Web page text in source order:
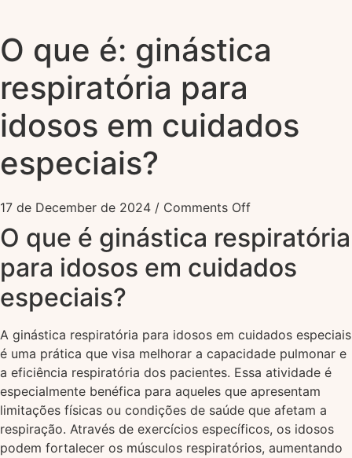
O que é: ginástica
respiratória para
idosos em cuidados
especiais?
17 de December de 2024 / Comments Off
O que é ginástica respiratória
para idosos em cuidados
especiais?
A ginástica respiratória para idosos em cuidados especiais
é uma prática que visa melhorar a capacidade pulmonar e
a eficiência respiratória dos pacientes. Essa atividade é
especialmente benéfica para aqueles que apresentam
limitações físicas ou condições de saúde que afetam a
respiração. Através de exercícios específicos, os idosos
podem fortalecer os músculos respiratórios, aumentando